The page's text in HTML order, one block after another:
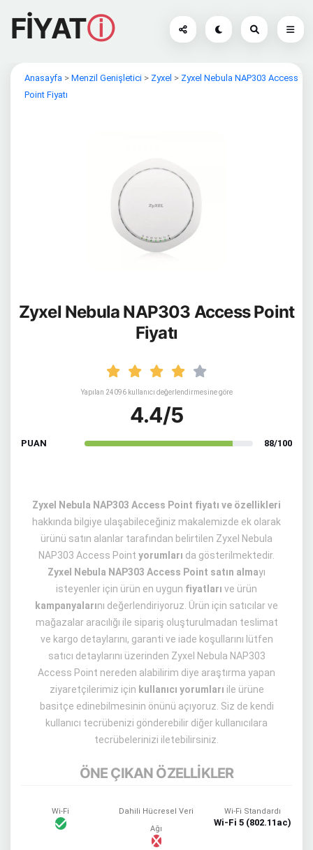
FİYATⓘ
Anasayfa > Menzil Genişletici > Zyxel > Zyxel Nebula NAP303 Access
Point Fiyatı
Zyxel Nebula NAP303 Access Point
Fiyatı
Yapılan 24096 kullanıcı değerlendirmesine göre
4.4/5
PUAN 88/100
Zyxel Nebula NAP303 Access Point fiyatı ve özellikleri
hakkında bilgiye ulaşabileceğiniz makalemizde ek olarak
ürünü satın alanlar tarafından belirtilen Zyxel Nebula
NAP303 Access Point yorumları da gösterilmektedir.
Zyxel Nebula NAP303 Access Point satın almayı
isteyenler için ürün en uygun fiyatları ve ürün
kampanyalarını değerlendiriyoruz. Ürün için satıcılar ve
mağazalar aracılığı ile sipariş oluşturulmadan teslimat
ve kargo detaylarını, garanti ve iade koşullarını lütfen
satıcı detaylarını üzerinden Zyxel Nebula NAP303
Access Point nereden alabilirim diye araştırma yapan
ziyaretçilerimiz için kullanıcı yorumları ile ürüne
basitçe edinebilmesinin önünü açıyoruz. Siz de kendi
kullanıcı tecrübenizi gönderebilir diğer kullanıcılara
tecrübelerinizi iletebilirsiniz.
ÖNE ÇIKAN ÖZELLİKLER
Wi-Fi
Dahili Hücresel Veri
Ağı
Wi-Fi Standardı
Wi-Fi 5 (802.11ac)